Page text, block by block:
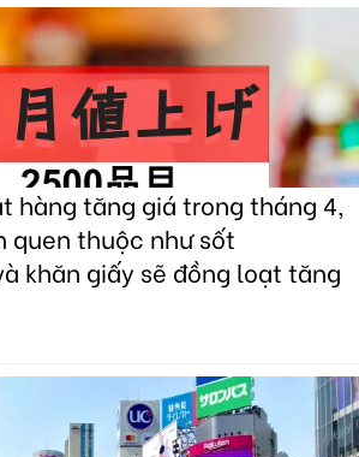
hàng tăng giá trong tháng 4,
quen thuộc như sốt
khăn giấy sẽ đồng loạt tăng